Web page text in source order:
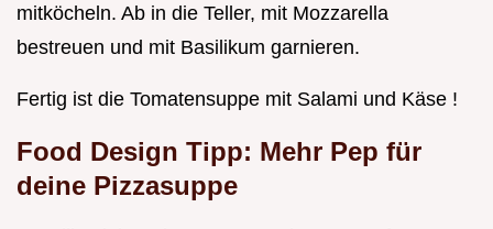
mitköcheln. Ab in die Teller, mit Mozzarella
bestreuen und mit Basilikum garnieren.
Fertig ist die Tomatensuppe mit Salami und Käse !
Food Design Tipp: Mehr Pep für
deine Pizzasuppe